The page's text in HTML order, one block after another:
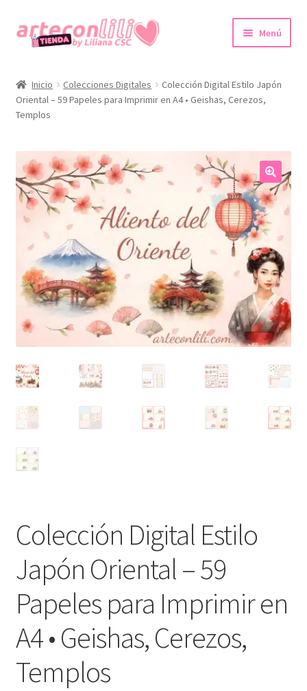
Ir
a
navegación
Ir
al
Menú
Colecciones Digitales
Tienda
el
menú
hijo
Promociones
Cuenta
el
menú
hijo
Inicio Colecciones Digitales
Colección Digital Estilo Japón
Oriental – 59 Papeles para Imprimir en A4 • Geishas, Cerezos,
Templos
🔍
Colección Digital Estilo
Japón Oriental – 59
Papeles para Imprimir en
A4 • Geishas, Cerezos,
Templos